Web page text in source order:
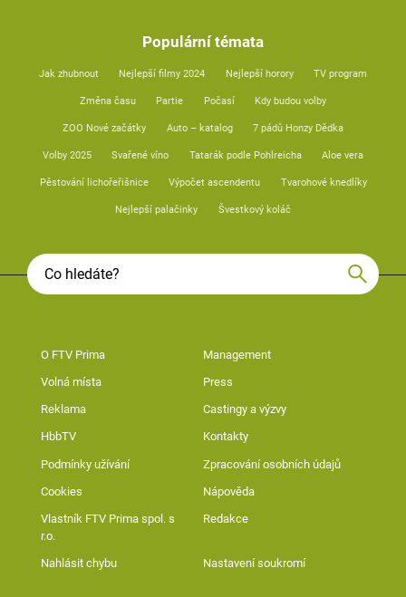
Populární témata
Jak zhubnout Nejlepší filmy 2024 Nejlepší horory TV program
Změna času Partie Počasí Kdy budou volby
ZOO Nové začátky Auto – katalog 7 pádů Honzy Dědka
Volby 2025 Svařené víno Tatarák podle Pohlreicha Aloe vera
Pěstování lichořeřišnice Výpočet ascendentu Tvarohové knedlíky
Nejlepší palačinky Švestkový koláč
O FTV Prima Management
Volná místa Press
Reklama Castingy a výzvy
HbbTV Kontakty
Podmínky užívání Zpracování osobních údajů
Cookies Nápověda
Vlastník FTV Prima spol. s
r.o.
Redakce
Nahlásit chybu Nastavení soukromí